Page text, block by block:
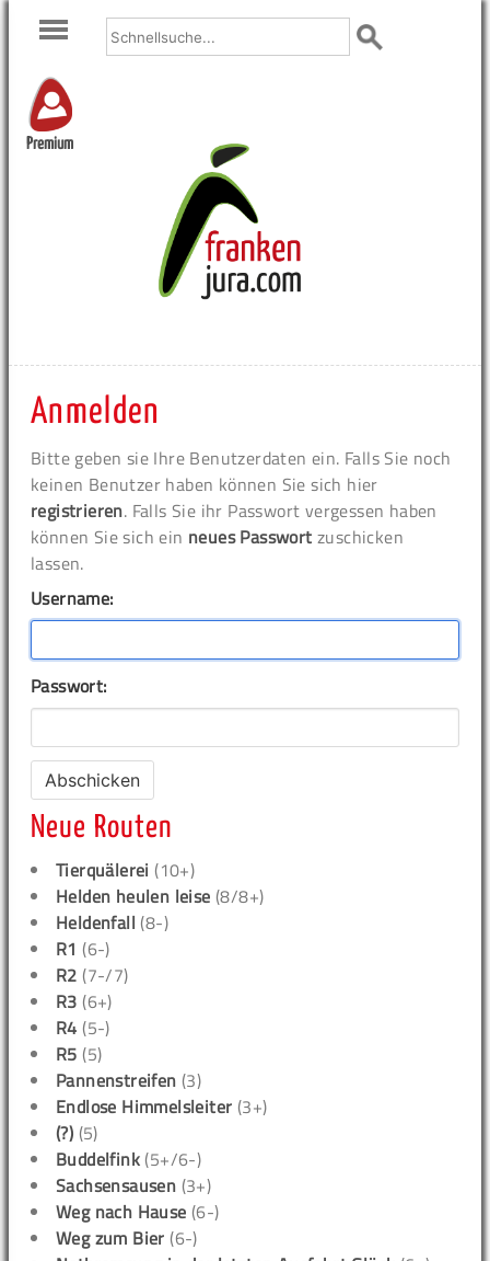
Premium
Anmelden
Bitte geben sie Ihre Benutzerdaten ein. Falls Sie noch
keinen Benutzer haben können Sie sich hier
registrieren. Falls Sie ihr Passwort vergessen haben
können Sie sich ein neues Passwort zuschicken
lassen.
Username:
Passwort:
Neue Routen
Tierquälerei (10+)
Helden heulen leise (8/8+)
Heldenfall (8-)
R1 (6-)
R2 (7-/7)
R3 (6+)
R4 (5-)
R5 (5)
Pannenstreifen (3)
Endlose Himmelsleiter (3+)
(?) (5)
Buddelfink (5+/6-)
Sachsensausen (3+)
Weg nach Hause (6-)
Weg zum Bier (6-)